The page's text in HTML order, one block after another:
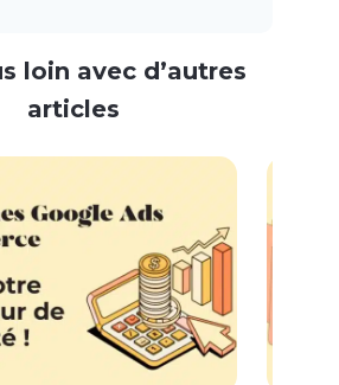
loin avec d’autres
articles